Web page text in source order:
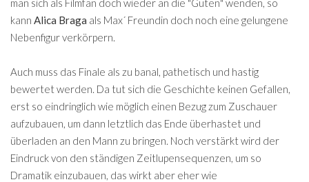
kann Alica Braga als Max´ Freundin doch noch eine gelungene
Nebenfigur verkörpern.
Auch muss das Finale als zu banal, pathetisch und hastig
bewertet werden. Da tut sich die Geschichte keinen Gefallen,
erst so eindringlich wie möglich einen Bezug zum Zuschauer
aufzubauen, um dann letztlich das Ende überhastet und
überladen an den Mann zu bringen. Noch verstärkt wird der
Eindruck von den ständigen Zeitlupensequenzen, um so
Dramatik einzubauen, das wirkt aber eher wie